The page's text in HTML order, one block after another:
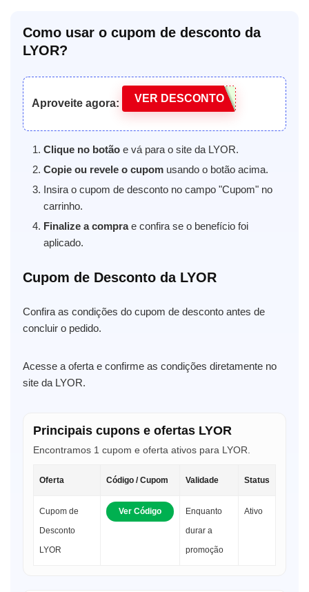
Como usar o cupom de desconto da
LYOR?
Aproveite agora: VER DESCONTO
Clique no botão e vá para o site da LYOR.
Copie ou revele o cupom usando o botão acima.
Insira o cupom de desconto no campo "Cupom" no
carrinho.
Finalize a comprae confira se o benefício foi
aplicado.
Cupom de Desconto da LYOR
Confira as condições do cupom de desconto antes de
concluir o pedido.
Acesse a oferta e confirme as condições diretamente no
site da LYOR.
Principais cupons e ofertas LYOR
Encontramos 1 cupom e oferta ativos para LYOR.
Oferta Código / Cupom Validade Status
Cupom de
Desconto
LYOR
Ver Código
Enquanto
durar a
promoção
Ativo